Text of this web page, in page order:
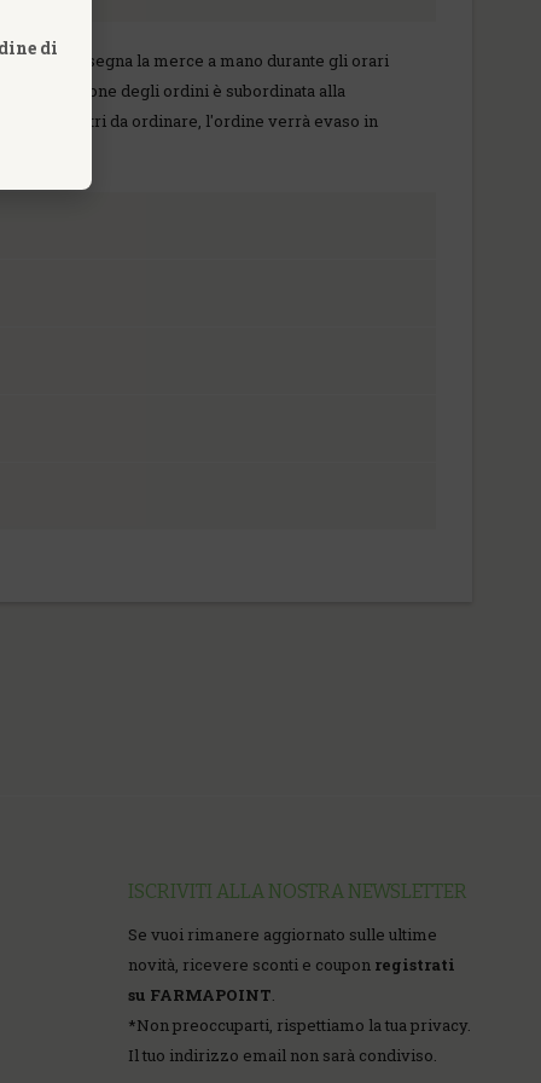
ti consegna la merce a mano durante gli orari
L'evasione degli ordini è subordinata alla
ad altri da ordinare, l'ordine verrà evaso in
ISCRIVITI ALLA NOSTRA NEWSLETTER
Se vuoi rimanere aggiornato sulle ultime
novità, ricevere sconti e coupon registrati
su FARMAPOINT.
*Non preoccuparti, rispettiamo la tua privacy.
Il tuo indirizzo email non sarà condiviso.
di